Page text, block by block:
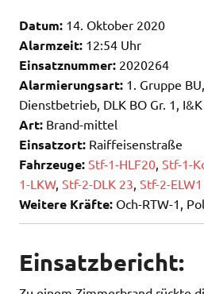
Datum: 14. Oktober 2020
Alarmzeit: 12:54 Uhr
Einsatznummer: 2020264
Alarmierungsart: 1. Gruppe
Dienstbetrieb, DLK BO Gr. 1,
Art: Brand-mittel
Einsatzort: Raiffeisenstraße
Fahrzeuge: Stf-1-HLF20 Stf-1-
1-LKW, Stf-2-DLK 23 Stf-2-ELW1
Weitere Kräfte: Och-RTW-1,
Einsatzbericht: